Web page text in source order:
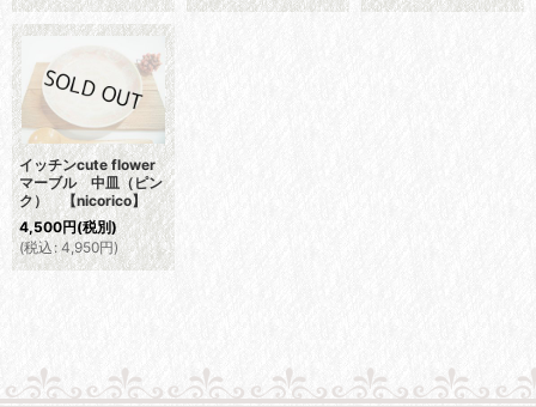
イッチンcute flower
マーブル 中皿（ピン
ク） 【nicorico】
4,500円(税別)
(税込 : 4,950円)